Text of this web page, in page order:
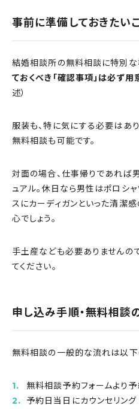
事前に準備しておきたい
結婚相談所の無料相談に特別な
ておくべき「確認事項」は必ず用
述）
服装も、特に気にする必要はあり
無料相談も可能です。
対面の場合、仕事帰りであれば
ュアル。休日なら男性はポロシ
スにカーディガンといった清潔
心でしょう。
手土産なども必要ありませんの
てください。
申し込み手順・無料相談
無料相談の一般的な流れは以下
無料相談予約フォームより
予約日当日にカウンセリング